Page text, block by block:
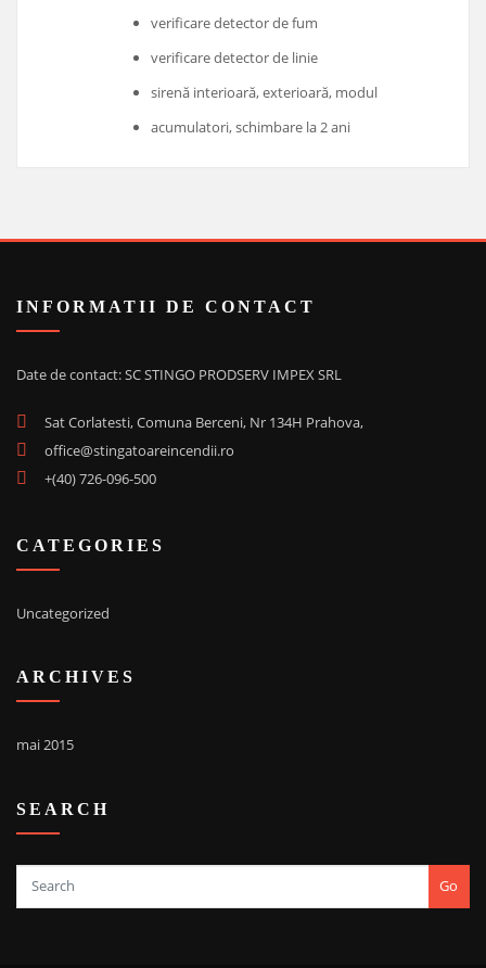
verificare detector de fum
verificare detector de linie
sirenă interioară, exterioară, modul
acumulatori, schimbare la 2 ani
INFORMATII DE CONTACT
Date de contact: SC STINGO PRODSERV IMPEX SRL
Sat Corlatesti, Comuna Berceni, Nr 134H Prahova,
office@stingatoareincendii.ro
+(40) 726-096-500
CATEGORIES
Uncategorized
ARCHIVES
mai 2015
SEARCH
Go